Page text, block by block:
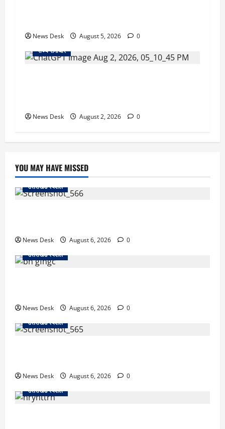
News Desk August 5, 2026
0
राज्य समाचार
News Desk August 2, 2026 0
YOU MAY HAVE MISSED
उत्तराखंड स्पेशल
News Desk August 6, 2026
0
उत्तराखंड स्पेशल
News Desk August 6, 2026
0
उत्तराखंड स्पेशल
News Desk August 6, 2026
0
उत्तराखंड स्पेशल